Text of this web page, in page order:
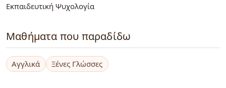
Εκπαιδευτική Ψυχολογία
Μαθήματα που παραδίδω
Αγγλικά Ξένες Γλώσσες